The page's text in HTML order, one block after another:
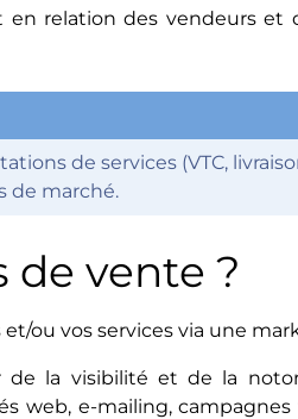
relation des vendeurs et
de services (VTC,
de marché.
de vente ?
ou vos services via une
la visibilité et de la
web, e-mailing, campagnes